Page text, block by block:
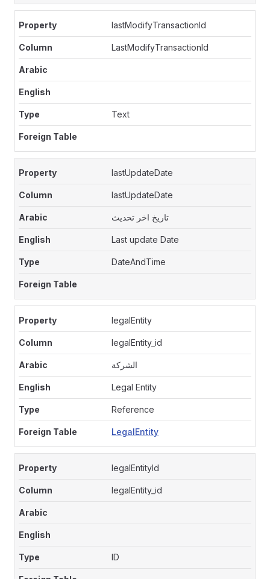
lastModifyTransactionId
LastModifyTransactionId
Text
lastUpdateDate
lastUpdateDate
تاريخ اخر تحديث
Last update Date
DateAndTime
legalEntity
legalEntity_id
الشركة
Legal Entity
Reference
LegalEntity
legalEntityId
legalEntity_id
ID